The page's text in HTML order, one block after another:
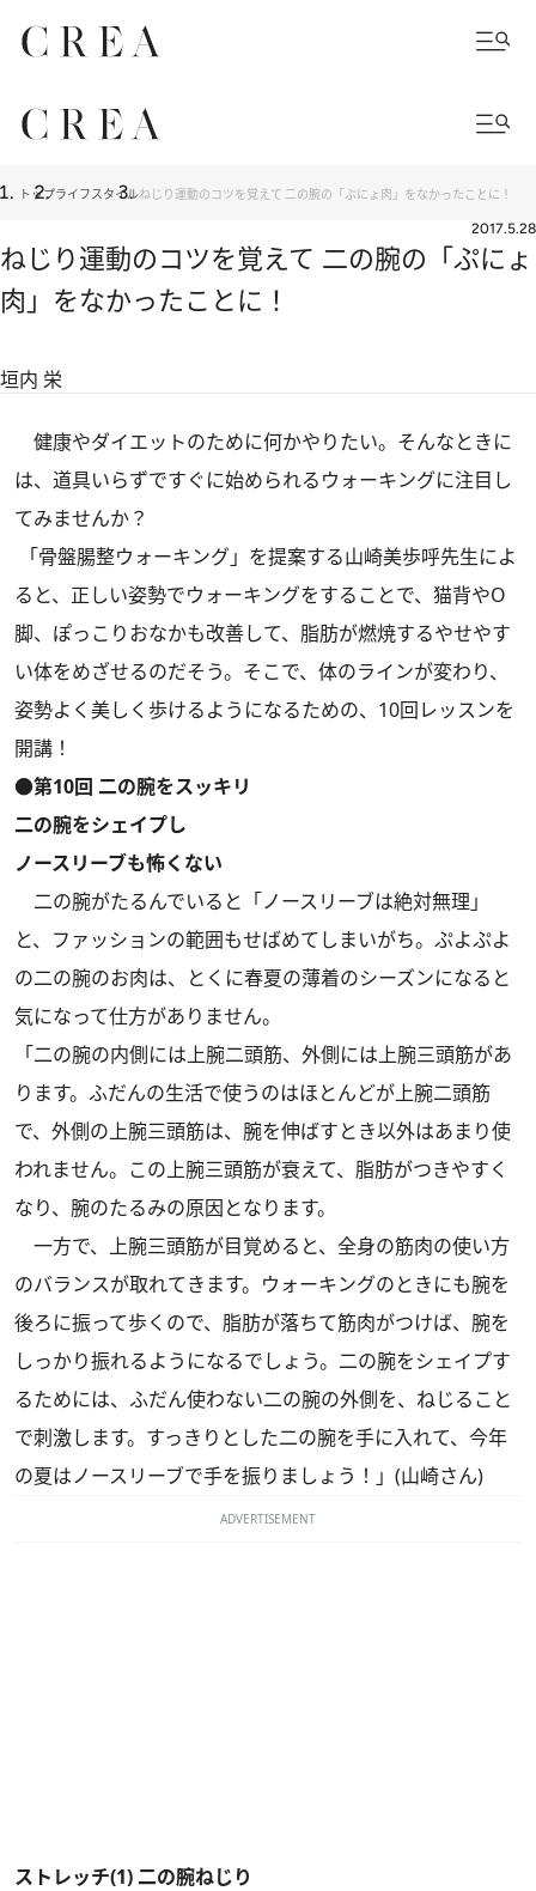
トップライフスタイルねじり運動のコツを覚えて 二の腕の「ぷにょ肉」をなかったことに！
2017.5.28
ねじり運動のコツを覚えて 二の腕の「ぷにょ
肉」をなかったことに！
垣内 栄
健康やダイエットのために何かやりたい。そんなときに
は、道具いらずですぐに始められるウォーキングに注目し
てみませんか？
「骨盤腸整ウォーキング」を提案する山崎美歩呼先生によ
ると、正しい姿勢でウォーキングをすることで、猫背やO
脚、ぽっこりおなかも改善して、脂肪が燃焼するやせやす
い体をめざせるのだそう。そこで、体のラインが変わり、
姿勢よく美しく歩けるようになるための、10回レッスンを
開講！
●第10回 二の腕をスッキリ
二の腕をシェイプし
ノースリーブも怖くない
二の腕がたるんでいると「ノースリーブは絶対無理」
と、ファッションの範囲もせばめてしまいがち。ぷよぷよ
の二の腕のお肉は、とくに春夏の薄着のシーズンになると
気になって仕方がありません。
「二の腕の内側には上腕二頭筋、外側には上腕三頭筋があ
ります。ふだんの生活で使うのはほとんどが上腕二頭筋
で、外側の上腕三頭筋は、腕を伸ばすとき以外はあまり使
われません。この上腕三頭筋が衰えて、脂肪がつきやすく
なり、腕のたるみの原因となります。
一方で、上腕三頭筋が目覚めると、全身の筋肉の使い方
のバランスが取れてきます。ウォーキングのときにも腕を
後ろに振って歩くので、脂肪が落ちて筋肉がつけば、腕を
しっかり振れるようになるでしょう。二の腕をシェイプす
るためには、ふだん使わない二の腕の外側を、ねじること
で刺激します。すっきりとした二の腕を手に入れて、今年
の夏はノースリーブで手を振りましょう！」(山崎さん)
ADVERTISEMENT
ストレッチ(1) 二の腕ねじり